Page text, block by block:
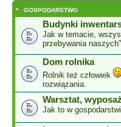
- GOSPODARSTWO
Budynki
Jak w temacie,
przebywania
Dom rolnika
Rolnik też człowiek
rozwiązania.
Warsztat,
Jak to w